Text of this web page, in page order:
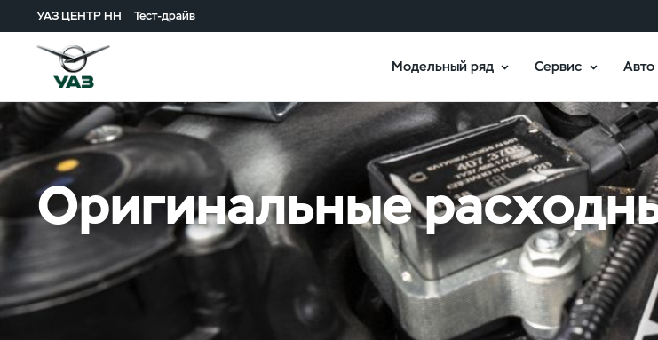
УАЗ ЦЕНТР НН Тест-драйв
Модельный ряд Сервис Авто
Оригинальные